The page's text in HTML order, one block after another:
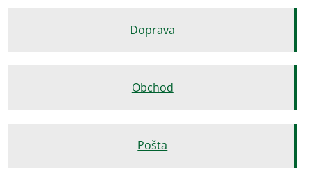
Doprava
Obchod
Pošta